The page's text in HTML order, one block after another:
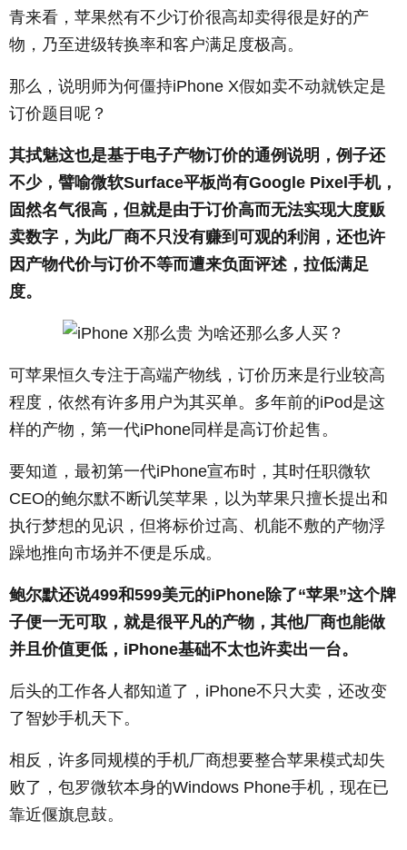
青来看，苹果然有不少订价很高却卖得很是好的产
物，乃至进级转换率和客户满足度极高。
那么，说明师为何僵持iPhone X假如卖不动就铁定是
订价题目呢？
其拭魅这也是基于电子产物订价的通例说明，例子还
不少，譬喻微软Surface平板尚有Google Pixel手机，
固然名气很高，但就是由于订价高而无法实现大度贩
卖数字，为此厂商不只没有赚到可观的利润，还也许
因产物代价与订价不等而遭来负面评述，拉低满足
度。
可苹果恒久专注于高端产物线，订价历来是行业较高
程度，依然有许多用户为其买单。多年前的iPod是这
样的产物，第一代iPhone同样是高订价起售。
要知道，最初第一代iPhone宣布时，其时任职微软
CEO的鲍尔默不断讥笑苹果，以为苹果只擅长提出和
执行梦想的见识，但将标价过高、机能不敷的产物浮
躁地推向市场并不便是乐成。
鲍尔默还说499和599美元的iPhone除了“苹果”这个牌
子便一无可取，就是很平凡的产物，其他厂商也能做
并且价值更低，iPhone基础不太也许卖出一台。
后头的工作各人都知道了，iPhone不只大卖，还改变
了智妙手机天下。
相反，许多同规模的手机厂商想要整合苹果模式却失
败了，包罗微软本身的Windows Phone手机，现在已
靠近偃旗息鼓。